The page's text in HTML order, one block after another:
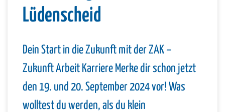
Lüdenscheid
Dein Start in die Zukunft mit der ZAK –
Zukunft Arbeit Karriere Merke dir schon jetzt
den 19. und 20. September 2024 vor! Was
wolltest du werden, als du klein